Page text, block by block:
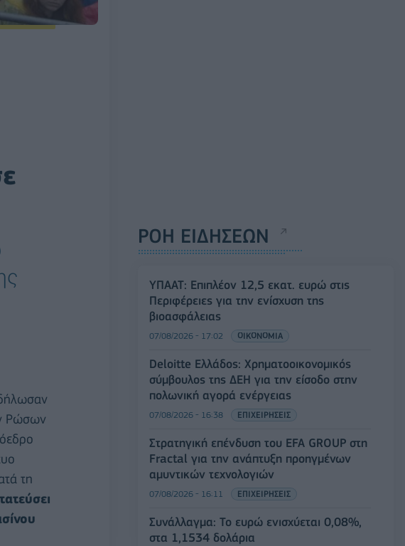
Ρώσων
τη
ΡΟΗ ΕΙΔΗΣΕΩΝ
ΥΠΑΑΤ: Επιπλέον 12,5 εκατ. ευρώ στις
Περιφέρειες για την ενίσχυση της
βιοασφάλειας
07/08/2026 - 17:02 ΟΙΚΟΝΟΜΙΑ
Deloitte Ελλάδος: Χρηματοοικονομικός
σύμβουλος της ΔΕΗ για την είσοδο στην
πολωνική αγορά ενέργειας
07/08/2026 - 16:38 ΕΠΙΧΕΙΡΗΣΕΙΣ
Στρατηγική επένδυση του EFA GROUP στη
Fractal για την ανάπτυξη προηγμένων
αμυντικών τεχνολογιών
07/08/2026 - 16:11 ΕΠΙΧΕΙΡΗΣΕΙΣ
Συνάλλαγμα: Το ευρώ ενισχύεται 0,08%,
στα 1,1534 δολάρια